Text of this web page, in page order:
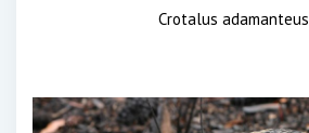
Crotalus adamanteus